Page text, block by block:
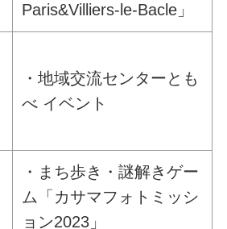
Paris&Villiers-le-Bacle」
・地域交流センターとも
べ イベント
・ まち歩き・謎解きゲー
ム 「カサマフォトミッシ
ョン2023」